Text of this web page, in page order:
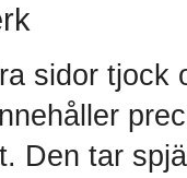
sidor tjock
Den tar